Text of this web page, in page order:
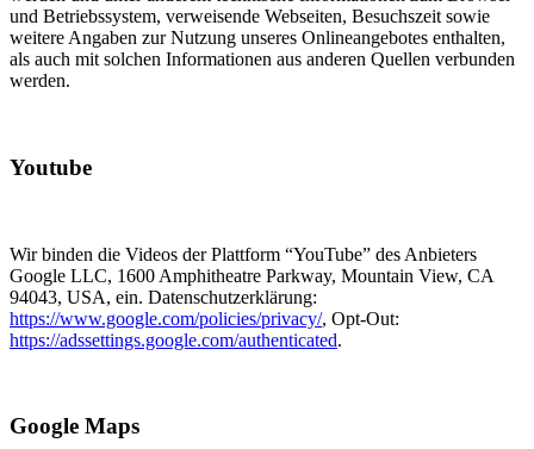
und Betriebssystem, verweisende Webseiten, Besuchszeit sowie
weitere Angaben zur Nutzung unseres Onlineangebotes enthalten,
als auch mit solchen Informationen aus anderen Quellen verbunden
werden.
Youtube
Wir binden die Videos der Plattform “YouTube” des Anbieters
Google LLC, 1600 Amphitheatre Parkway, Mountain View, CA
94043, USA, ein. Datenschutzerklärung:
https://www.google.com/policies/privacy/, Opt-Out:
https://adssettings.google.com/authenticated.
Google Maps